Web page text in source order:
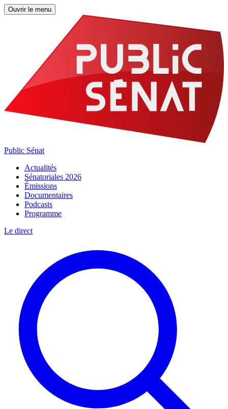
Ouvrir le menu
Public Sénat
Actualités
Sénatoriales 2026
Émissions
Documentaires
Podcasts
Programme
Le direct